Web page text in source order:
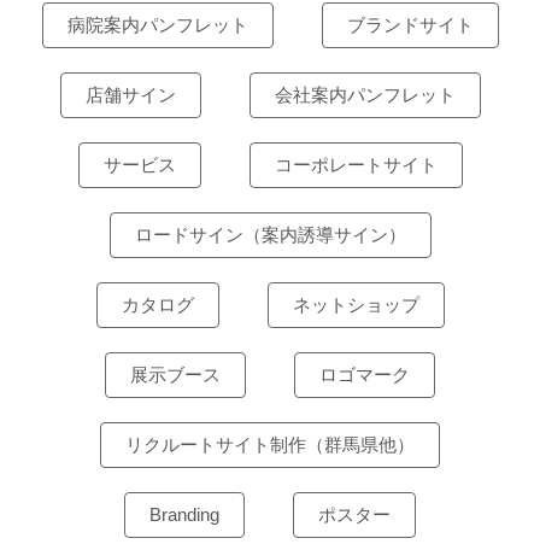
病院案内パンフレット ブランドサイト
店舗サイン 会社案内パンフレット
サービス コーポレートサイト
ロードサイン（案内誘導サイン）
カタログ ネットショップ
展示ブース ロゴマーク
リクルートサイト制作（群馬県他）
Branding ポスター